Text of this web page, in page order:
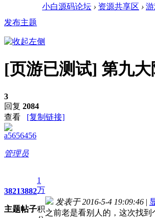
小白源码论坛 › 资源共享区 ›
发布主题
[页游已测试] 第九
3
回复 2084
查看
[复制链接]
a5656456
管理员
3821
主题
3882
帖子
1
万
积
发表于 2016-5-4 19:09:46 |
之前老是看别人的，这次找到